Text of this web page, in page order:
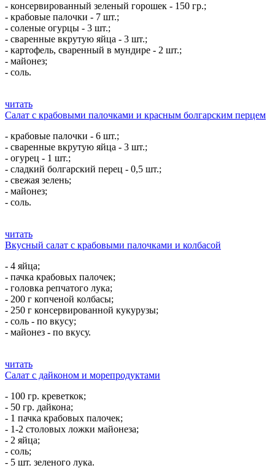
- консервированный зеленый горошек - 150 гр.;
- крабовые палочки - 7 шт.;
- соленые огурцы - 3 шт.;
- сваренные вкрутую яйца - 3 шт.;
- картофель, сваренный в мундире - 2 шт.;
- майонез;
- соль.
читать
Салат с крабовыми палочками и красным болгарским перцем
- крабовые палочки - 6 шт.;
- сваренные вкрутую яйца - 3 шт.;
- огурец - 1 шт.;
- сладкий болгарский перец - 0,5 шт.;
- свежая зелень;
- майонез;
- соль.
читать
Вкусный салат с крабовыми палочками и колбасой
- 4 яйца;
- пачка крабовых палочек;
- головка репчатого лука;
- 200 г копченой колбасы;
- 250 г консервированной кукурузы;
- соль - по вкусу;
- майонез - по вкусу.
читать
Салат с дайконом и морепродуктами
- 100 гр. креветкок;
- 50 гр. дайкона;
- 1 пачка крабовых палочек;
- 1-2 столовых ложки майонеза;
- 2 яйца;
- соль;
- 5 шт. зеленого лука.